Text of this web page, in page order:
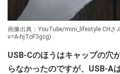
画像出典：YouTube/mini_lifestyle CH
v=A-hjToF3gcg)
USB-Cのほうはキャップの穴
らなかったのですが、USB-A